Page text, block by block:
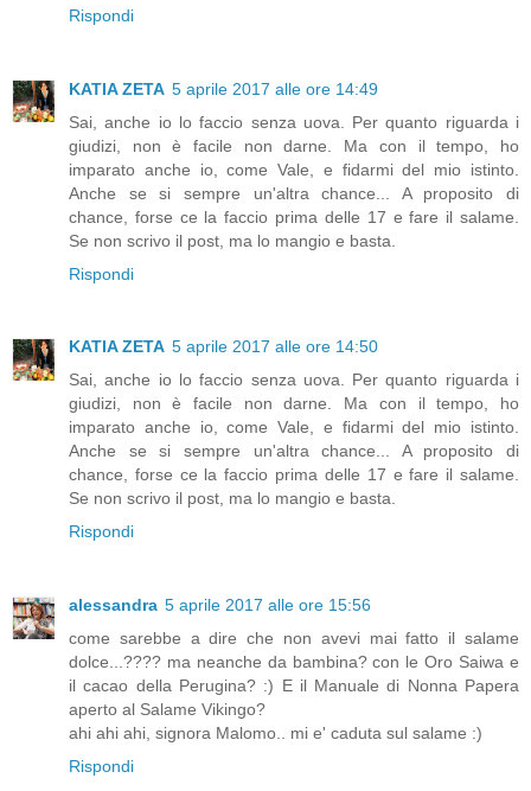
Rispondi
KATIA ZETA 5 aprile 2017 alle ore 14:49
Sai, anche io lo faccio senza uova. Per quanto riguarda i
giudizi, non è facile non darne. Ma con il tempo, ho
imparato anche io, come Vale, e fidarmi del mio istinto.
Anche se si sempre un'altra chance... A proposito di
chance, forse ce la faccio prima delle 17 e fare il salame.
Se non scrivo il post, ma lo mangio e basta.
Rispondi
KATIA ZETA 5 aprile 2017 alle ore 14:50
Sai, anche io lo faccio senza uova. Per quanto riguarda i
giudizi, non è facile non darne. Ma con il tempo, ho
imparato anche io, come Vale, e fidarmi del mio istinto.
Anche se si sempre un'altra chance... A proposito di
chance, forse ce la faccio prima delle 17 e fare il salame.
Se non scrivo il post, ma lo mangio e basta.
Rispondi
alessandra 5 aprile 2017 alle ore 15:56
come sarebbe a dire che non avevi mai fatto il salame
dolce...???? ma neanche da bambina? con le Oro Saiwa e
il cacao della Perugina? :) E il Manuale di Nonna Papera
aperto al Salame Vikingo?
ahi ahi ahi, signora Malomo.. mi e' caduta sul salame :)
Rispondi